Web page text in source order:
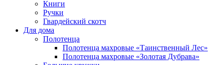
Книги
Ручки
Гвардейский скотч
Для дома
Полотенца
Полотенца махровые «Таинственный Лес»
Полотенца махровые «Золотая Дубрава»